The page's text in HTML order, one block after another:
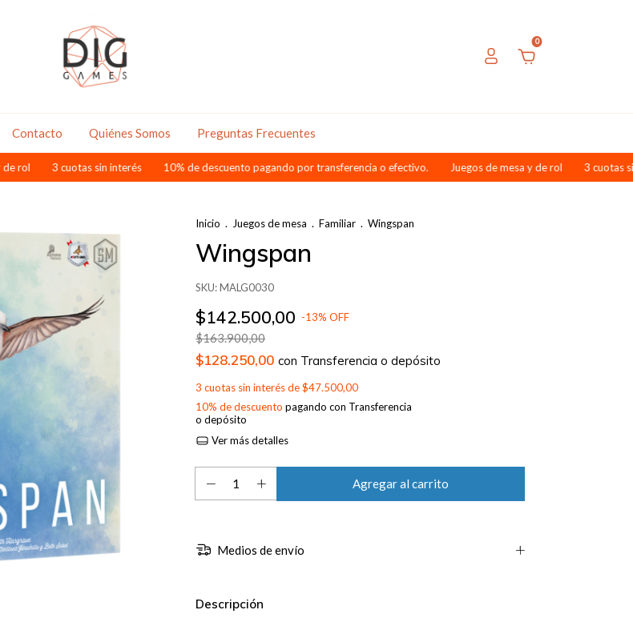
0
Contacto Quiénes Somos Preguntas Frecuentes
3 cuotas sin interés 10% de descuento pagando por transferencia o efectivo. Juegos de mesa y de rol 3 cuotas sin
Inicio . Juegos de mesa . Familiar . Wingspan
Wingspan
SKU:MALG0030
$142.500,00 -13% OFF
$163.900,00
$128.250,00 con Transferencia o depósito
3 cuotas sin interés de$47.500,00
10% de descuento pagando con Transferencia
o depósito
Ver más detalles
Medios de envío
Descripción